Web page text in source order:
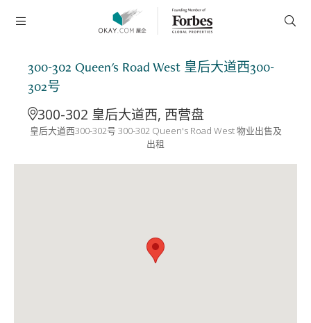
300-302 Queen's Road West 皇后大道西300-
302号
300-302 皇后大道西, 西营盘
皇后大道西300-302号 300-302 Queen's Road West 物业出售及
出租